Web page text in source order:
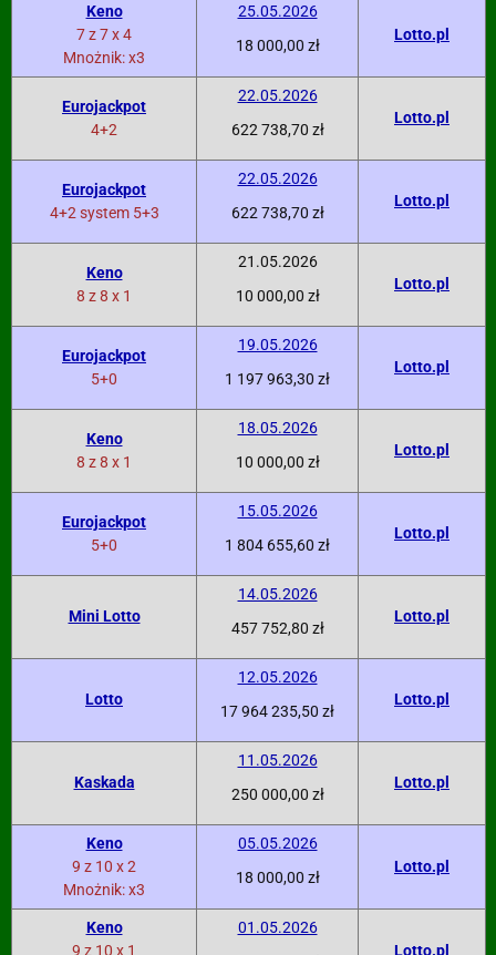
Keno
7 z 7 x 4
Mnożnik: x3
25.05.2026
18 000,00 zł
Lotto.pl
Eurojackpot
4+2
22.05.2026
622 738,70 zł
Lotto.pl
Eurojackpot
4+2 system 5+3
22.05.2026
622 738,70 zł
Lotto.pl
Keno
8 z 8 x 1
21.05.2026
10 000,00 zł
Lotto.pl
Eurojackpot
5+0
19.05.2026
1 197 963,30 zł
Lotto.pl
Keno
8 z 8 x 1
18.05.2026
10 000,00 zł
Lotto.pl
Eurojackpot
5+0
15.05.2026
1 804 655,60 zł
Lotto.pl
Mini Lotto
14.05.2026
457 752,80 zł
Lotto.pl
Lotto
12.05.2026
17 964 235,50 zł
Lotto.pl
Kaskada
11.05.2026
250 000,00 zł
Lotto.pl
Keno
9 z 10 x 2
Mnożnik: x3
05.05.2026
18 000,00 zł
Lotto.pl
Keno
9 z 10 x 1
01.05.2026
Lotto.pl